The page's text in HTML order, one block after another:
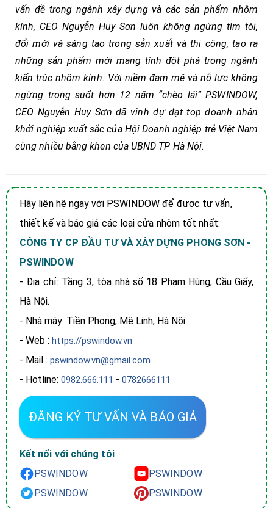
vấn đề trong ngành xây dựng và các sản phẩm nhôm
kính, CEO Nguyễn Huy Sơn luôn không ngừng tìm tòi,
đổi mới và sáng tạo trong sản xuất và thi công, tạo ra
những sản phẩm mới mang tính đột phá trong ngành
kiến trúc nhôm kính. Với niềm đam mê và nỗ lực không
ngừng trong suốt hơn 12 năm “chèo lái” PSWINDOW,
CEO Nguyễn Huy Sơn đã vinh dự đạt top doanh nhân
khởi nghiệp xuất sắc của Hội Doanh nghiệp trẻ Việt Nam
cùng nhiều bằng khen của UBND TP Hà Nội.
Hãy liên hệ ngay với PSWINDOW để được tư vấn,
thiết kế và báo giá các loại cửa nhôm tốt nhất:
CÔNG TY CP ĐẦU TƯ VÀ XÂY DỰNG PHONG SƠN -
PSWINDOW
- Địa chỉ: Tầng 3, tòa nhà số 18 Phạm Hùng, Cầu Giấy,
Hà Nội.
- Nhà máy: Tiền Phong, Mê Linh, Hà Nội
- Web : https://pswindow.vn
- Mail : pswindow.vn@gmail.com
- Hotline: 0982.666.111 - 0782666111
ĐĂNG KÝ TƯ VẤN VÀ BÁO GIÁ
Kết nối với chúng tôi
PSWINDOW
PSWINDOW
PSWINDOW
PSWINDOW